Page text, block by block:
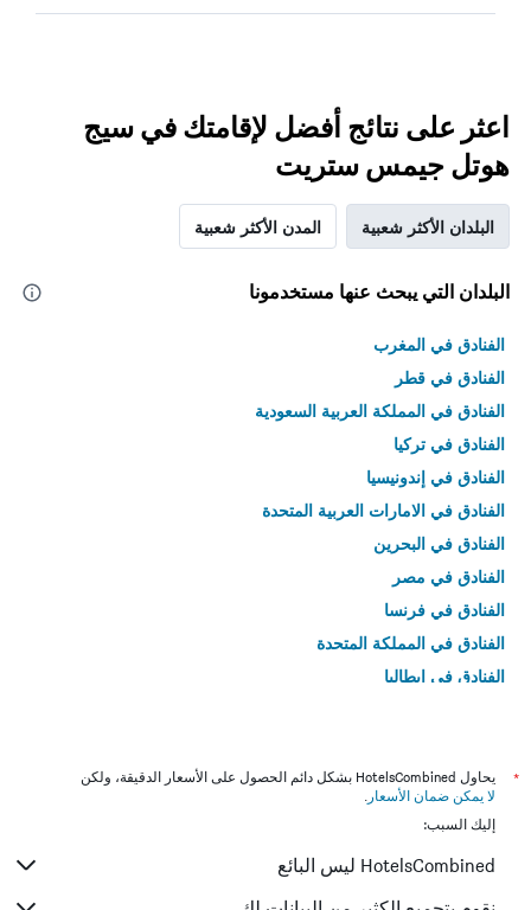
اعثر على نتائج أفضل لإقامتك في سيج
هوتل جيمس ستريت
البلدان الأكثر شعبية المدن الأكثر شعبية
البلدان التي يبحث عنها مستخدمونا
الفنادق في المغرب
الفنادق في قطر
الفنادق في المملكة العربية السعودية
الفنادق في تركيا
الفنادق في إندونيسيا
الفنادق في الامارات العربية المتحدة
الفنادق في البحرين
الفنادق في مصر
الفنادق في فرنسا
الفنادق في المملكة المتحدة
الفنادق في إيطاليا
*
يحاول HotelsCombined بشكل دائم الحصول على الأسعار الدقيقة، ولكن
لا يمكن ضمان الأسعار .
إليك السبب:
HotelsCombined ليس البائع